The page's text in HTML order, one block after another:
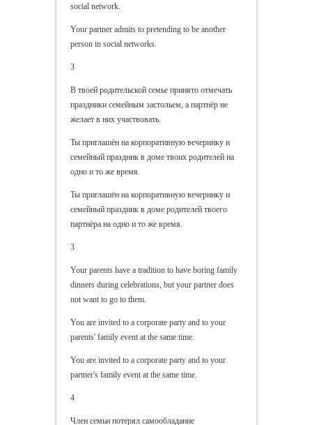
social network.
Your partner admits to pretending to be another
person in social networks.
3
В твоей родительской семье принято отмечать
праздники семейным застольем, а партнёр не
желает в них участвовать.
Ты приглашён на корпоративную вечеринку и
семейный праздник в доме твоих родителей на
одно и то же время.
Ты приглашён на корпоративную вечеринку и
семейный праздник в доме родителей твоего
партнёра на одно и то же время.
3
Your parents have a tradition to have boring family
dinners during celebrations, but your partner does
not want to go to them.
You are invited to a corporate party and to your
parents' family event at the same time.
You are invited to a corporate party and to your
partner's family event at the same time.
4
Член семьи потерял самообладание